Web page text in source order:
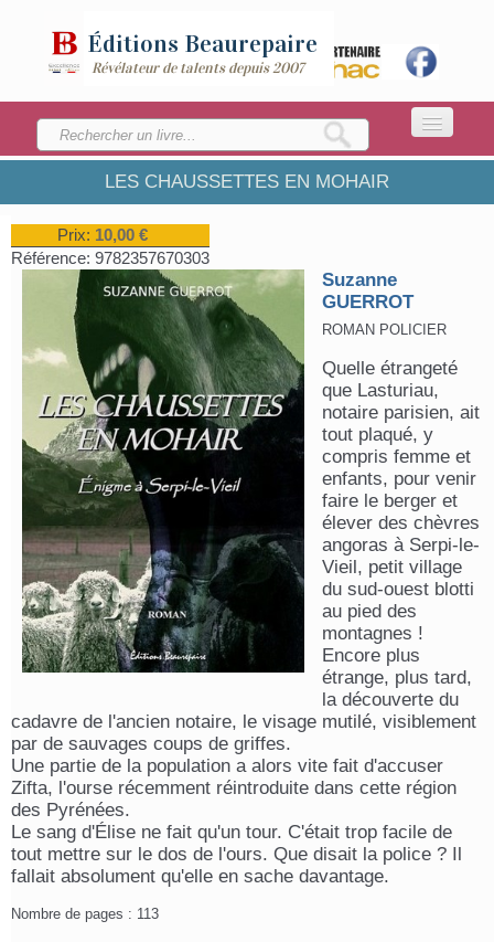
Éditions Beaurepaire
Révélateur de talents depuis 2007
ACCUEIL
LA MAISON
CATALOGUE
ENVOYEZ VOTRE MANUSCRIT
LES CHAUSSETTES EN MOHAIR
Prix: 10,00 €
Référence: 9782357670303
Suzanne
GUERROT
ROMAN POLICIER
Quelle étrangeté
que Lasturiau,
notaire parisien, ait
tout plaqué, y
compris femme et
enfants, pour venir
faire le berger et
élever des chèvres
angoras à Serpi-le-
Vieil, petit village
du sud-ouest blotti
au pied des
montagnes !
Encore plus
étrange, plus tard,
la découverte du
cadavre de l'ancien notaire, le visage mutilé, visiblement
par de sauvages coups de griffes.
Une partie de la population a alors vite fait d'accuser
Zifta, l'ourse récemment réintroduite dans cette région
des Pyrénées.
Le sang d'Élise ne fait qu'un tour. C'était trop facile de
tout mettre sur le dos de l'ours. Que disait la police ? Il
fallait absolument qu'elle en sache davantage.
Nombre de pages : 113